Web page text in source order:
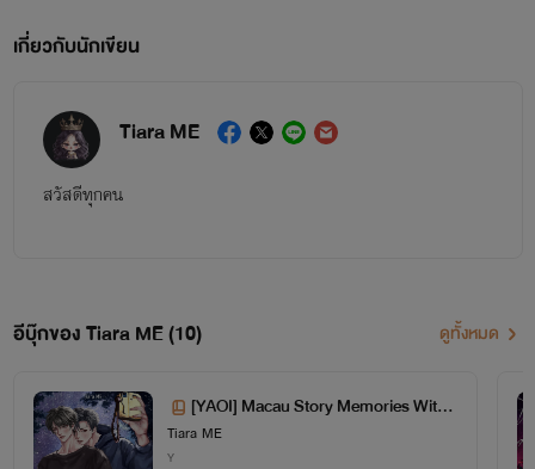
เกี่ยวกับนักเขียน
Tiara ME
สวัสดีทุกคน
อีบุ๊กของ Tiara ME (10) ดูทั้งหมด
[YAOI] Macau Story Memories With
Me
Tiara ME
Y